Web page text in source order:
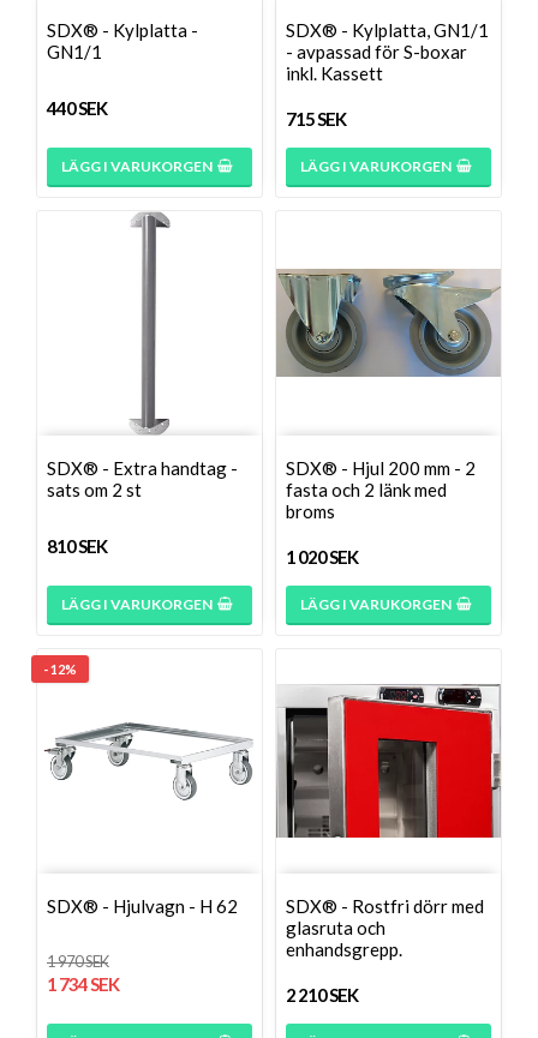
SDX® - Kylplatta -
GN1/1
440 SEK
LÄGG I VARUKORGEN
SDX® - Kylplatta, GN1/1
- avpassad för S-boxar
inkl. Kassett
715 SEK
LÄGG I VARUKORGEN
SDX® - Extra handtag -
sats om 2 st
810 SEK
LÄGG I VARUKORGEN
SDX® - Hjul 200 mm - 2
fasta och 2 länk med
broms
1 020 SEK
LÄGG I VARUKORGEN
- 12%
SDX® - Hjulvagn - H 62
1 970 SEK
1 734 SEK
SDX® - Rostfri dörr med
glasruta och
enhandsgrepp.
2 210 SEK